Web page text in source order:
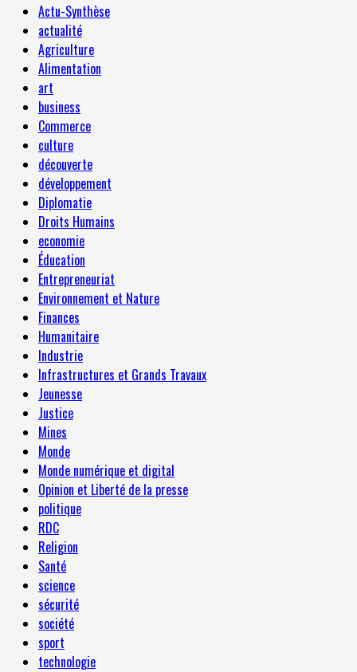
Actu-Synthèse
actualité
Agriculture
Alimentation
art
business
Commerce
culture
découverte
développement
Diplomatie
Droits Humains
economie
Éducation
Entrepreneuriat
Environnement et Nature
Finances
Humanitaire
Industrie
Infrastructures et Grands Travaux
Jeunesse
Justice
Mines
Monde
Monde numérique et digital
Opinion et Liberté de la presse
politique
RDC
Religion
Santé
science
sécurité
société
sport
technologie